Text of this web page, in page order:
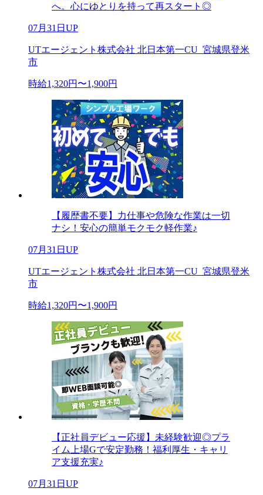
へ。心にゆとりを持って再スタート◎
07月31日UP
UTエージェント株式会社 北日本第一CU_宮城県登米
市
時給1,320円〜1,900円
【履歴書不要】力仕事や危険な作業は一切
ナシ！安心の簡単モクモク軽作業♪
07月31日UP
UTエージェント株式会社 北日本第一CU_宮城県登米
市
時給1,320円〜1,900円
【正社員デビュー応援】未経験歓迎◎プラ
イム上場Gで安定勤務！福利厚生・キャリ
ア支援充実♪
07月31日UP